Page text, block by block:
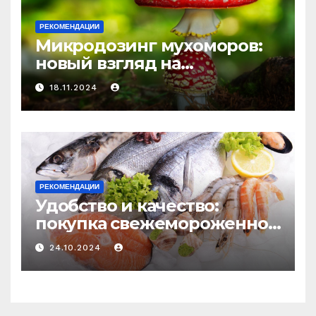
РЕКОМЕНДАЦИИ
Микродозинг мухоморов:
новый взгляд на
психоделику
18.11.2024
РЕКОМЕНДАЦИИ
Удобство и качество:
покупка свежемороженной
рыбы онлайн
24.10.2024